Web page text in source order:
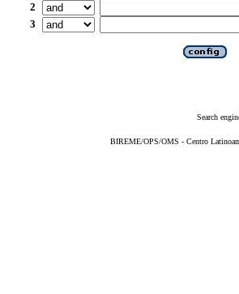
2
3
Search
BIREME/OPS/OMS - Centro